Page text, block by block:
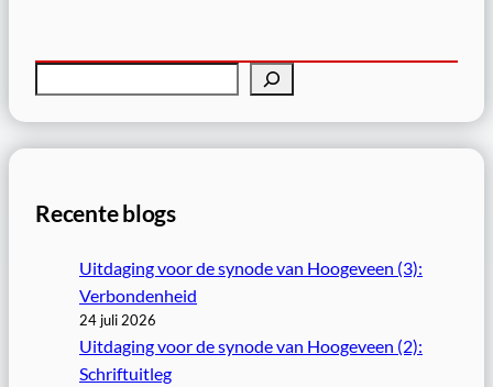
o
n
Recente blogs
Uitdaging voor de synode van Hoogeveen (3):
Verbondenheid
24 juli 2026
Uitdaging voor de synode van Hoogeveen (2):
Schriftuitleg